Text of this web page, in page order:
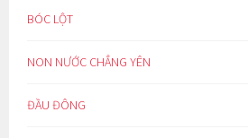
BÓC LỘT
NON NƯỚC CHẲNG YÊN
ĐẦU ĐÔNG